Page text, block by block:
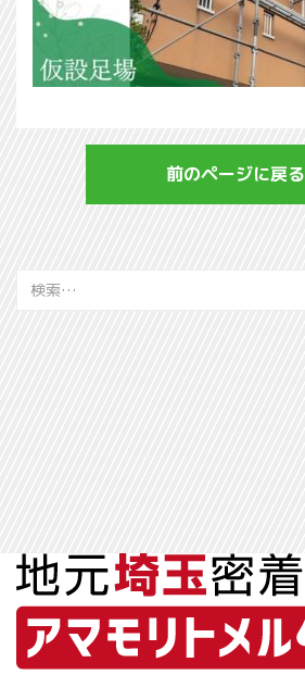
前のページに戻る
検